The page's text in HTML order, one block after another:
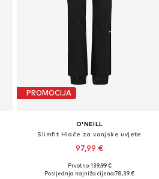
PROMOCIJA
O'NEILL
Slimfit Hlače za vanjske uvjete
97,99 €
Dostupne veličine: XS, S, M, L, XL
Prvotno: 139,99 €
Posljednja najniža cijena:78,39 €